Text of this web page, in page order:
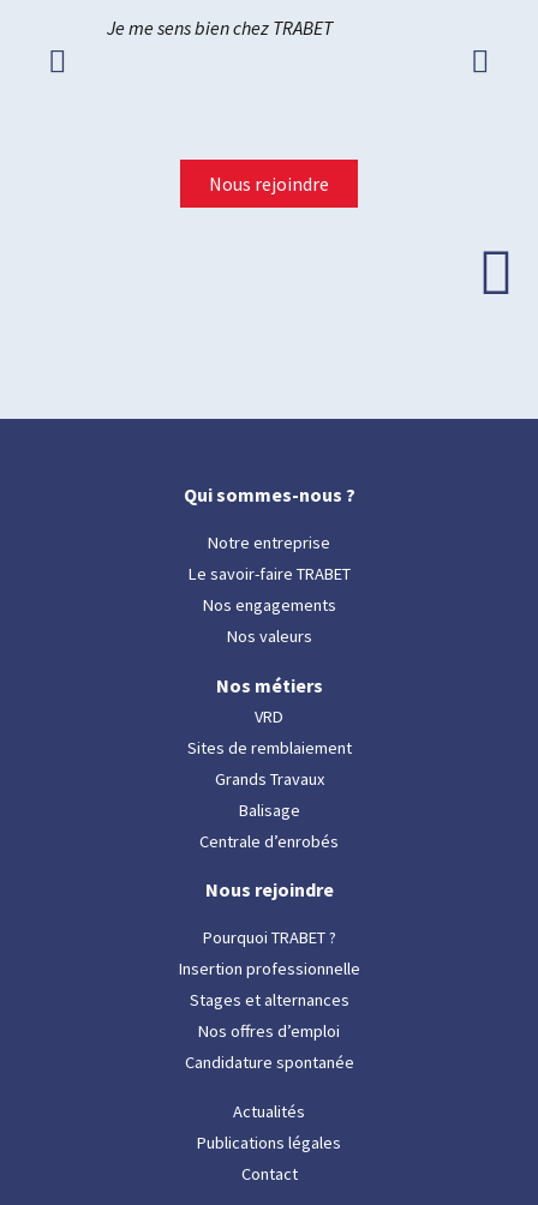
chez TRABET Je viens travailler avec plaisir
Nous rejoindre
Qui sommes-nous ?
Notre entreprise
Le savoir-faire TRABET
Nos engagements
Nos valeurs
Nos métiers
VRD
Sites de remblaiement
Grands Travaux
Balisage
Centrale d’enrobés
Nous rejoindre
Pourquoi TRABET ?
Insertion professionnelle
Stages et alternances
Nos offres d’emploi
Candidature spontanée
Actualités
Publications légales
Contact